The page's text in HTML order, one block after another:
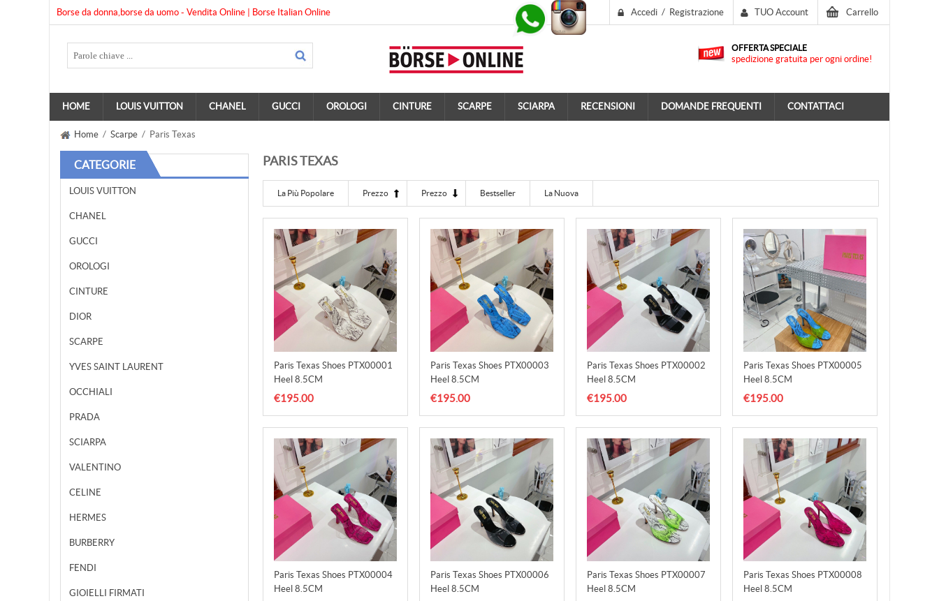
Borse da donna,borse da uomo - Vendita Online | Borse Italian Online Carrello
TUO Account
Accedi / Registrazione
OFFERTA SPECIALE
spedizione gratuita per ogni ordine!
HOME LOUIS VUITTON CHANEL GUCCI OROLOGI CINTURE SCARPE SCIARPA RECENSIONI DOMANDE FREQUENTI CONTATTACI
Home / Scarpe / Paris Texas
CATEGORIE
LOUIS VUITTON
CHANEL
GUCCI
OROLOGI
CINTURE
DIOR
SCARPE
YVES SAINT LAURENT
OCCHIALI
PRADA
SCIARPA
VALENTINO
CELINE
HERMES
BURBERRY
FENDI
GIOIELLI FIRMATI
PARIS TEXAS
La Più Popolare Prezzo Prezzo Bestseller La Nuova
Paris Texas Shoes PTX00001
Heel 8.5CM
€195.00
Paris Texas Shoes PTX00003
Heel 8.5CM
€195.00
Paris Texas Shoes PTX00002
Heel 8.5CM
€195.00
Paris Texas Shoes PTX00005
Heel 8.5CM
€195.00
Paris Texas Shoes PTX00004
Heel 8.5CM
Paris Texas Shoes PTX00006
Heel 8.5CM
Paris Texas Shoes PTX00007
Heel 8.5CM
Paris Texas Shoes PTX00008
Heel 8.5CM